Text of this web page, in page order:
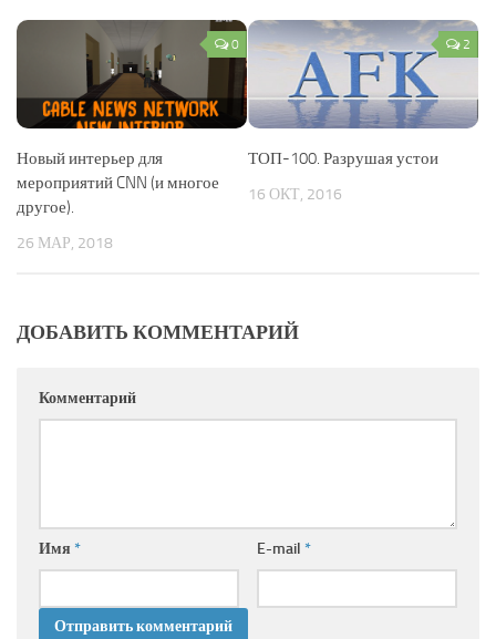
0
Новый интерьер для
мероприятий CNN (и многое
другое).
26 МАР, 2018
2
ТОП-100. Разрушая устои
16 ОКТ, 2016
ДОБАВИТЬ КОММЕНТАРИЙ
Комментарий
Имя * E-mail *